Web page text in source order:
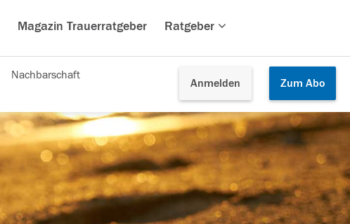
Magazin Trauerratgeber Ratgeber
Anmelden Zum Abo
Nachbarschaft